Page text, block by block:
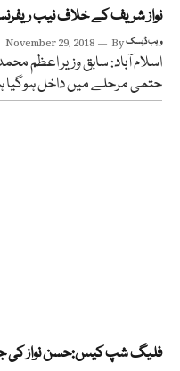
نواز شریف کے خلاف نیب
November 29, 2018 Byویب ڈیسک
اسلام آباد: سابق وزیر اعظم
حتمی مرحلے میں داخل ہوگیا
فلیگ شپ کیس:حسن نواز کی